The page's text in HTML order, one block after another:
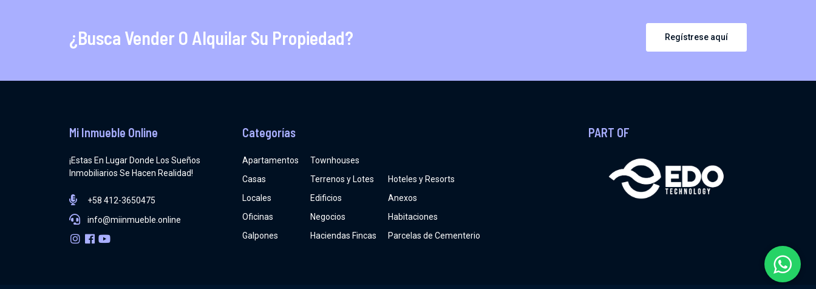
¿Busca Vender O Alquilar Su Propiedad? Regístrese aquí
Mi Inmueble Online
¡Estas En Lugar Donde Los Sueños
Inmobiliarios Se Hacen Realidad!
+58 412-3650475
info@miinmueble.online
Categorías
Apartamentos
Casas
Locales
Oficinas
Galpones
Townhouses
Terrenos y Lotes
Edificios
Negocios
Haciendas Fincas
Hoteles y Resorts
Anexos
Habitaciones
Parcelas de Cementerio
PART OF